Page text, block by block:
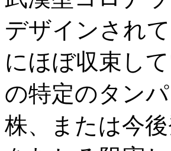
デザインされ
にほぼ収束し
の特定のタン
株、または今